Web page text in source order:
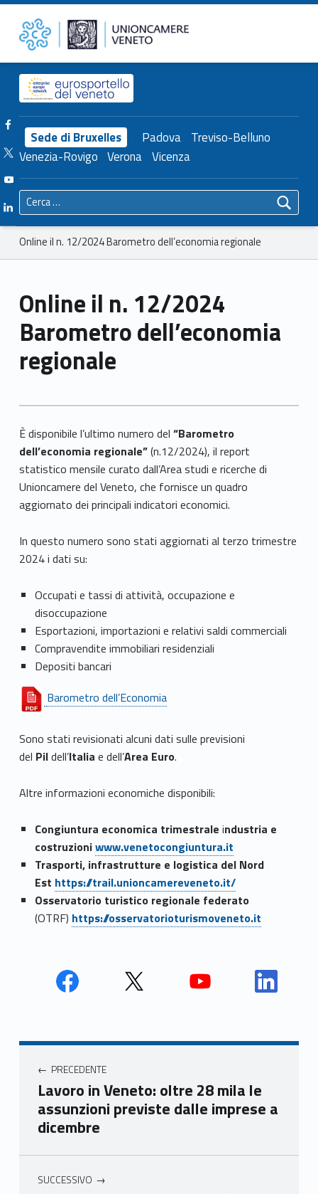
Online il n. 12/2024 Barometro dell’economia regionale – Unioncamere del Veneto Unioncamere del Veneto
Header info sidebar
Sede di Bruxelles Padova Treviso-Belluno
Venezia-Rovigo Verona Vicenza
Facebook Unioncamere Veneto
Twitter Unioncamere Veneto
Youtube Unioncamere Veneto
Linkedin Unioncamere Veneto
Ricerca per:
Breadcrumbs navigation
Online il n. 12/2024 Barometro dell’economia regionale
Online il n. 12/2024
Barometro dell’economia
regionale
È disponibile l’ultimo numero del “Barometro
dell’economia regionale”(n.12/2024), il report
statistico mensile curato dall’Area studi e ricerche di
Unioncamere del Veneto, che fornisce un quadro
aggiornato dei principali indicatori economici.
In questo numero sono stati aggiornati al terzo trimestre
2024 i dati su:
Occupati e tassi di attività, occupazione e
disoccupazione
Esportazioni, importazioni e relativi saldi commerciali
Compravendite immobiliari residenziali
Depositi bancari
Barometro dell’Economia
Sono stati revisionati alcuni dati sulle previsioni
del Pildell’Italia e dell’Area Euro.
Altre informazioni economiche disponibili:
Congiuntura economica trimestrale industria e
costruzioniwww.venetocongiuntura.it
Trasporti, infrastrutture e logistica del Nord
Est https://trail.unioncamereveneto.it/
Osservatorio turistico regionale federato
(OTRF) https://osservatorioturismoveneto.it
Unio
mer
e
Ven
eto
Unio
e
Ven
Unio
e
Ven
Unio
e
Ven
Navigazione articoli
PRECEDENTE
Lavoro in Veneto: oltre 28 mila le
assunzioni previste dalle imprese a
dicembre
SUCCESSIVO